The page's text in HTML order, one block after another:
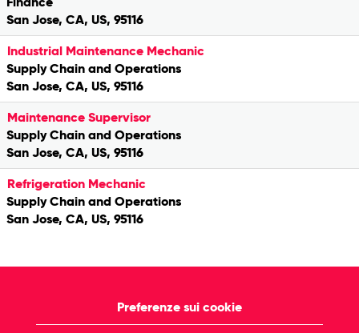
San Jose, CA, US, 95116
Industrial Maintenance Mechanic
Supply Chain and Operations
San Jose, CA, US, 95116
Maintenance Supervisor
Supply Chain and Operations
San Jose, CA, US, 95116
Refrigeration Mechanic
Supply Chain and Operations
San Jose, CA, US, 95116
Preferenze sui cookie